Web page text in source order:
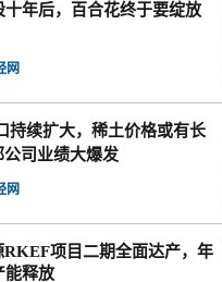
十年后，百合花终于要绽放
网
持续扩大，稀土价格或有长
司业绩大爆发
网
RKEF项目二期全面达产，年
能释放